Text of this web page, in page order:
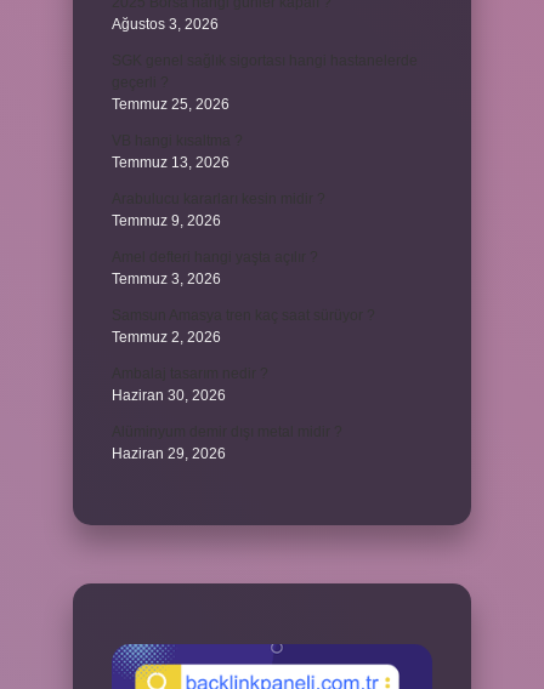
Ağustos 3, 2026
Temmuz 25, 2026
Temmuz 13, 2026
Temmuz 9, 2026
Temmuz 3, 2026
Temmuz 2, 2026
Haziran 30, 2026
Haziran 29, 2026